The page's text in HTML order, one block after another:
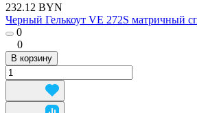
232.12 BYN
Черный Гелькоут VE 272S матричный
0
0
В корзину